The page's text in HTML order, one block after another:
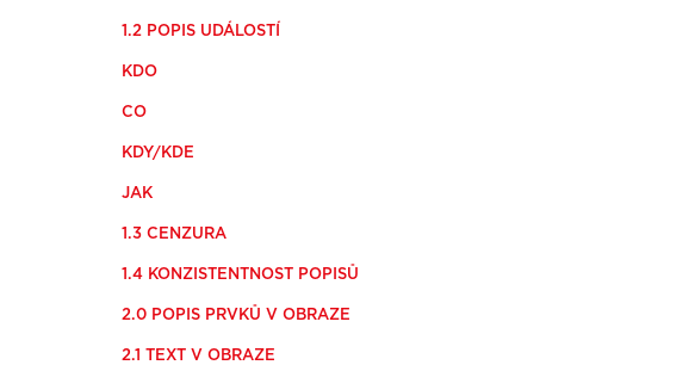
1.2 POPIS UDÁLOSTÍ
KDO
CO
KDY/KDE
JAK
1.3 CENZURA
1.4 KONZISTENTNOST POPISŮ
2.0 POPIS PRVKŮ V OBRAZE
2.1 TEXT V OBRAZE